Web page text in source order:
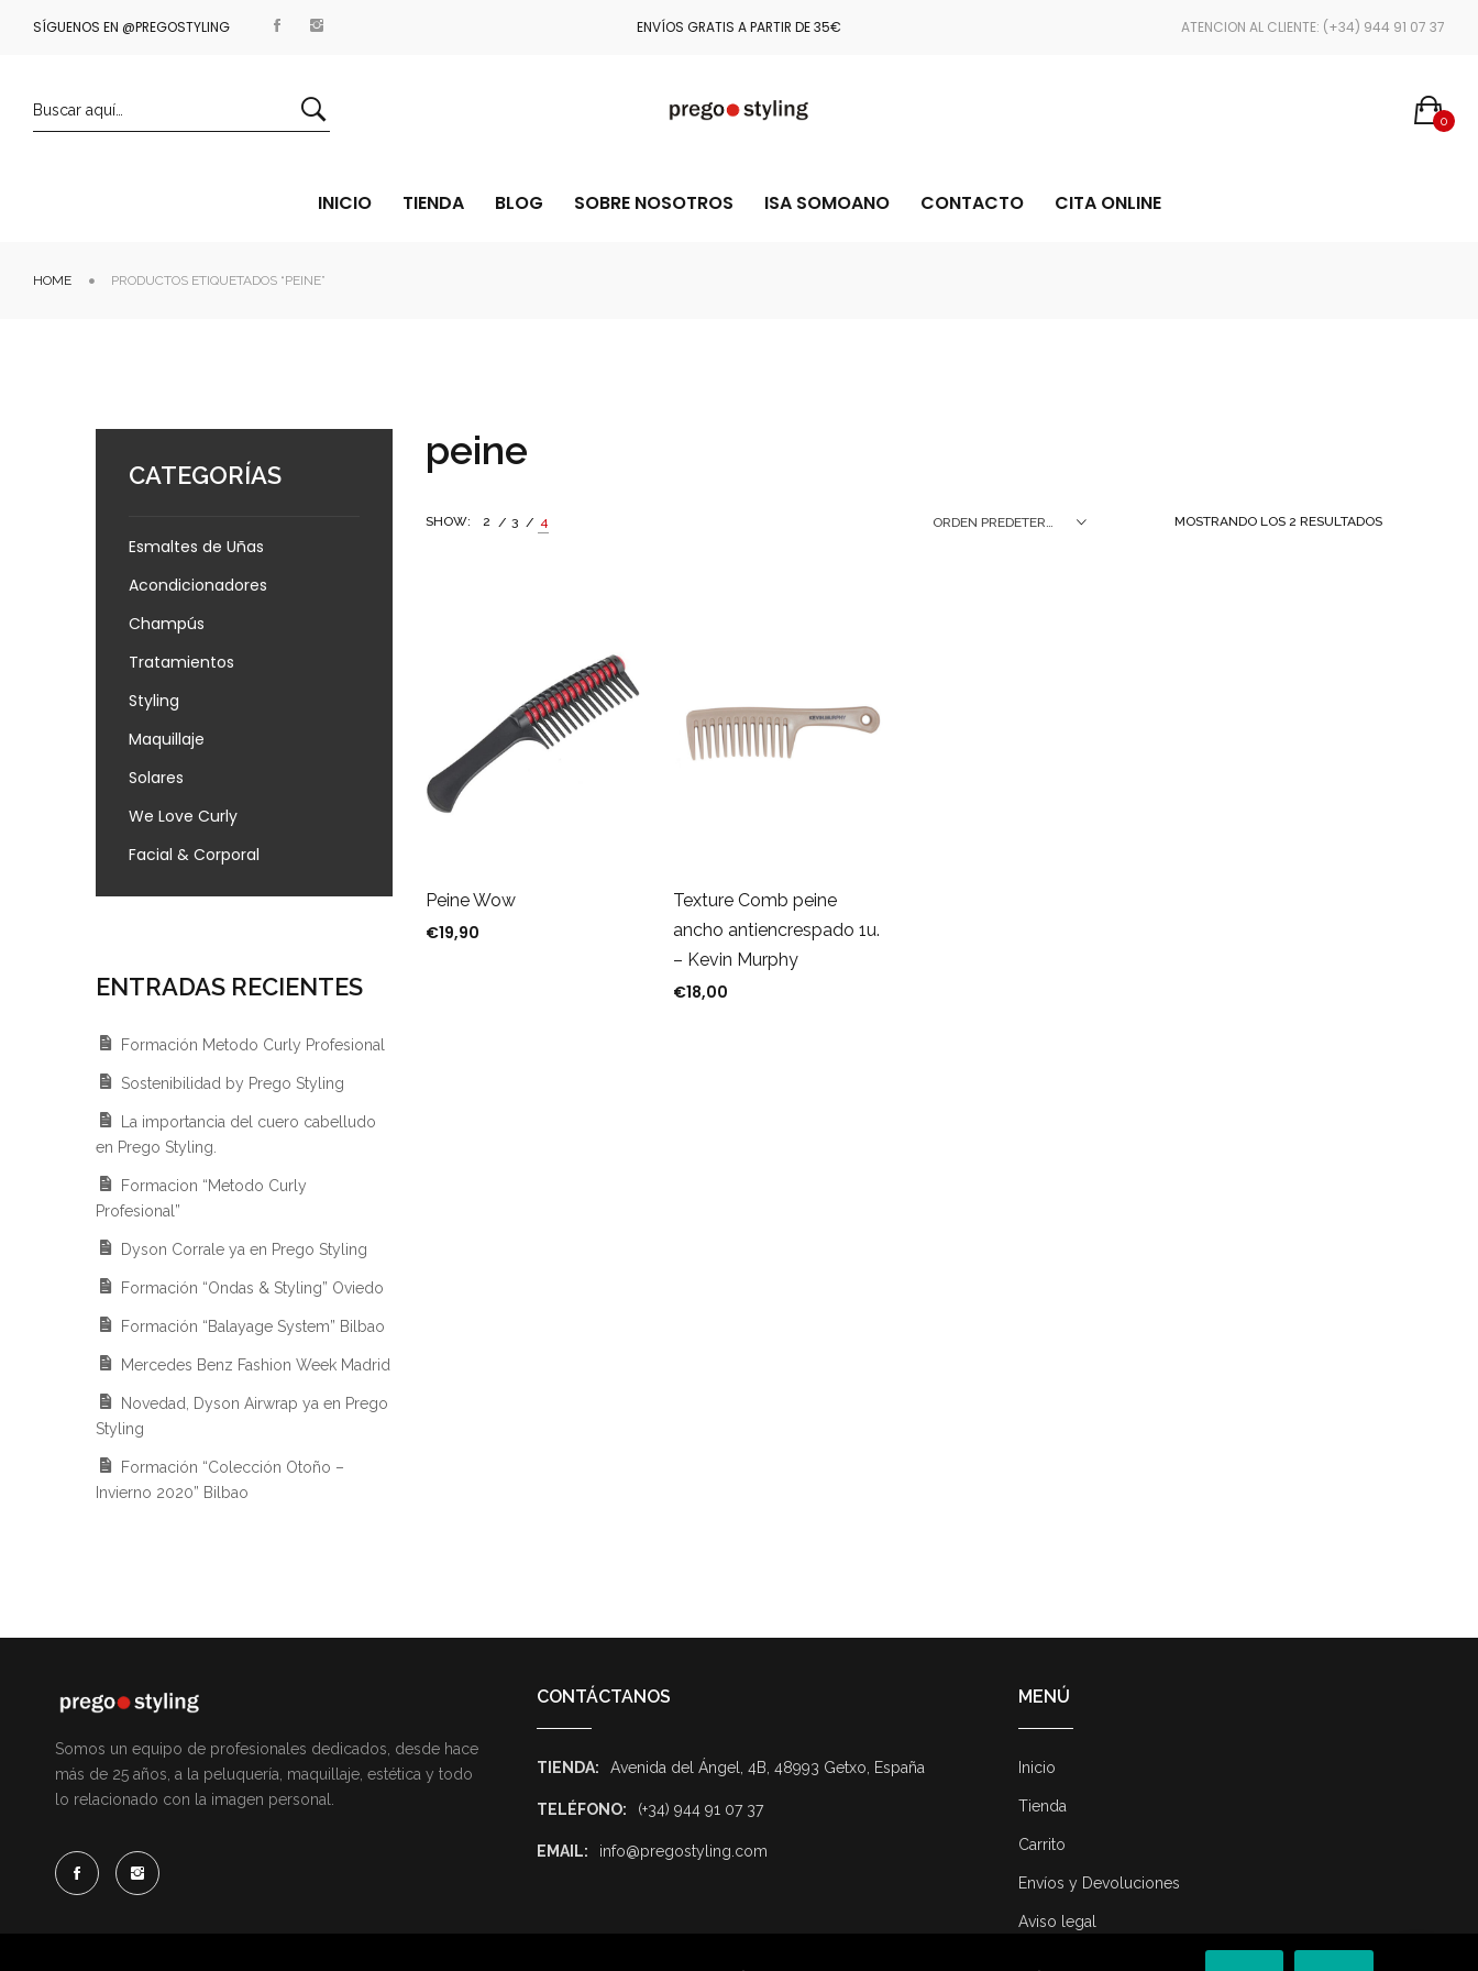
SÍGUENOS EN @PREGOSTYLINGENVÍOS EN 24/48 HORAS ENVÍOS GRATIS A PARTIR DE 35€ COMPRA CON TOTAL CONFIANZA GRACIAS A STRIPE Y PAYPAL
ATENCION AL CLIENTE: (+34) 944 91 07 37
0
INICIO TIENDA BLOG SOBRE NOSOTROS ISA SOMOANO CONTACTO CITA ONLINE
HOME PRODUCTOS ETIQUETADOS “PEINE”
CATEGORÍAS
Esmaltes de Uñas
Acondicionadores
Champús
Tratamientos
Styling
Maquillaje
Solares
We Love Curly
Facial & Corporal
ENTRADAS RECIENTES
Formación Metodo Curly Profesional
Sostenibilidad by Prego Styling
La importancia del cuero cabelludo
en Prego Styling.
Formacion “Metodo Curly
Profesional”
Dyson Corrale ya en Prego Styling
Formación “Ondas & Styling” Oviedo
Formación “Balayage System” Bilbao
Mercedes Benz Fashion Week Madrid
Novedad, Dyson Airwrap ya en Prego
Styling
Formación “Colección Otoño –
Invierno 2020” Bilbao
peine
SHOW: 2 3 4 MOSTRANDO LOS 2 RESULTADOS
ORDEN PREDETERMINADO
Peine Wow
€19,90
Texture Comb peine
ancho antiencrespado 1u.
– Kevin Murphy
€18,00
Somos un equipo de profesionales dedicados, desde hace
más de 25 años, a la peluquería, maquillaje, estética y todo
lo relacionado con la imagen personal.
CONTÁCTANOS
TIENDA: Avenida del Ángel, 4B, 48993 Getxo, España
TELÉFONO: (+34) 944 91 07 37
EMAIL: info@pregostyling.com
MENÚ
Inicio
Tienda
Carrito
Envíos y Devoluciones
Aviso legal